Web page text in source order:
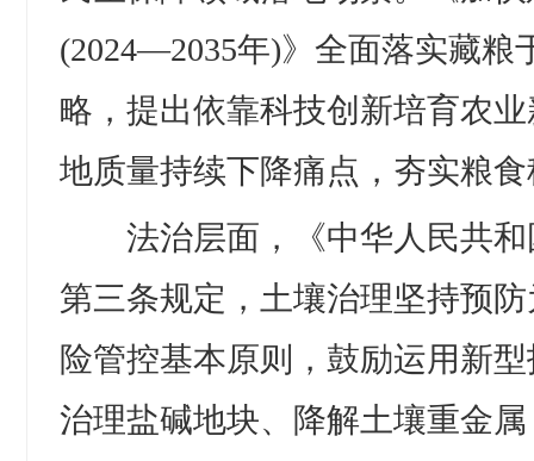
(2024—2035年)》全面落实藏粮
略，提出依靠科技创新培育农
地质量持续下降痛点，夯实粮
法治层面，《中华人民共和
第三条规定，土壤治理坚持预
险管控基本原则，鼓励运用新
治理盐碱地块、降解土壤重金